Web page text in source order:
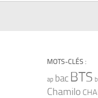
MOTS-CLÉS :
ap bac BTS
Chamilo